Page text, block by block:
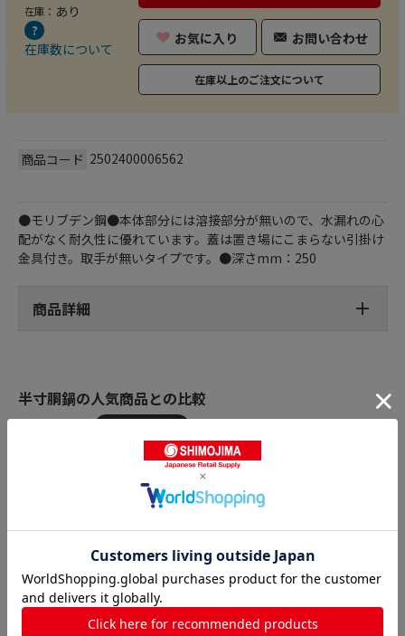
在庫： あり
在庫数について
お気に入り お問い合わせ
在庫以上のご注文について
商品コード 2502400006562
●モリブデン鋼●本体部分には溶接部分が無いので、水漏れの心
配がなく耐久性に優れています。蓋は置き場にこまらない引掛け
金具付き。取手が無いタイプです。●深さmm：250
商品詳細
半寸胴鍋の人気商品との比較
商品名
AG モリブデン半寸胴
鍋 39cm(30.0L) 1個
（ご注文単位1個）
【直送品】